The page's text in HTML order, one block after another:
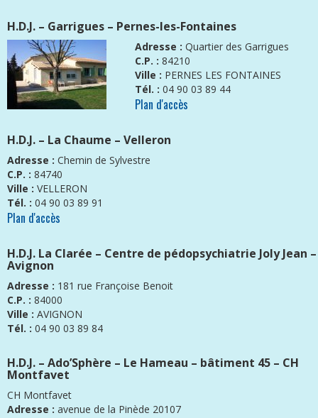
H.D.J. – Garrigues – Pernes-les-Fontaines
Adresse : Quartier des Garrigues
C.P. : 84210
Ville : PERNES LES FONTAINES
Tél. : 04 90 03 89 44
Plan d'accès
H.D.J. – La Chaume – Velleron
Adresse : Chemin de Sylvestre
C.P. : 84740
Ville : VELLERON
Tél. : 04 90 03 89 91
Plan d'accès
H.D.J. La Clarée – Centre de pédopsychiatrie Joly Jean –
Avignon
Adresse : 181 rue Françoise Benoit
C.P. : 84000
Ville : AVIGNON
Tél. : 04 90 03 89 84
H.D.J. – Ado’Sphère – Le Hameau – bâtiment 45 – CH
Montfavet
CH Montfavet
Adresse : avenue de la Pinède 20107